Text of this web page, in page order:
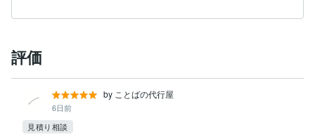
評価
by ことばの代行屋
6日前
見積り相談